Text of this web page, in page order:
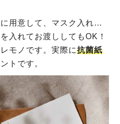
用意して、マスク入れ…
入れてお渡ししてもOK！
モノです。実際に抗菌紙
トです。